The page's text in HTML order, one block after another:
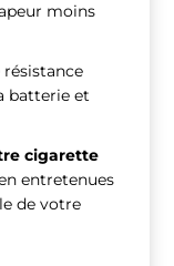
moins
résistance
batterie et
cigarette
entretenues
de votre